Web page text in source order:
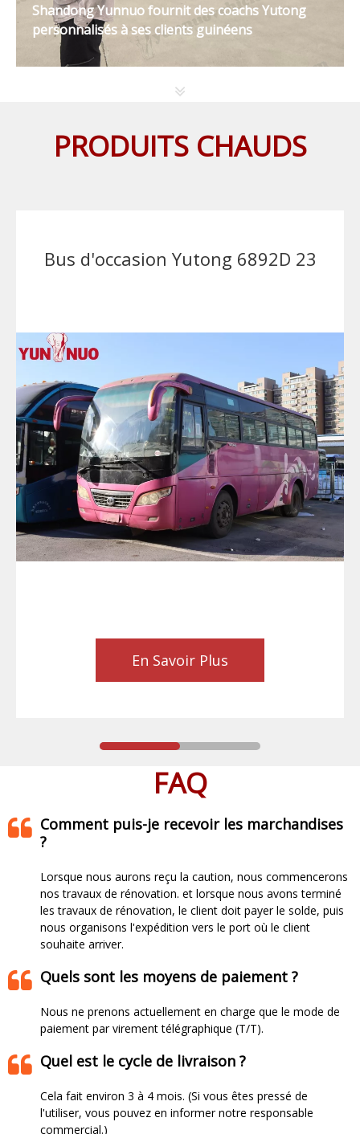
Shandong Yunnuo fournit des coachs Yutong
personnalisés à ses clients guinéens
PRODUITS CHAUDS
Bus d'occasion Yutong 6892D 23
En Savoir Plus
FAQ
Comment puis-je recevoir les marchandises
?
Lorsque nous aurons reçu la caution, nous commencerons
nos travaux de rénovation. et lorsque nous avons terminé
les travaux de rénovation, le client doit payer le solde, puis
nous organisons l'expédition vers le port où le client
souhaite arriver.​​​​​​​
Quels sont les moyens de paiement ?
Nous ne prenons actuellement en charge que le mode de
paiement par virement télégraphique (T/T).
Quel est le cycle de livraison ?
Cela fait environ 3 à 4 mois. (Si vous êtes pressé de
l'utiliser, vous pouvez en informer notre responsable
commercial.)